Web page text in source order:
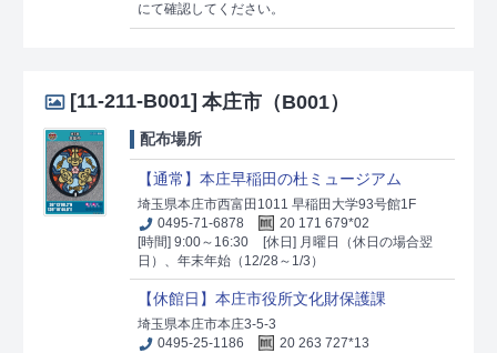
にて確認してください。
[11-211-B001] 本庄市（B001）
配布場所
【通常】本庄早稲田の杜ミュージアム
埼玉県本庄市西富田1011 早稲田大学93号館1F
0495-71-6878
20 171 679*02
[時間] 9:00～16:30
[休日] 月曜日（休日の場合翌
日）、年末年始（12/28～1/3）
【休館日】本庄市役所文化財保護課
埼玉県本庄市本庄3-5-3
0495-25-1186
20 263 727*13